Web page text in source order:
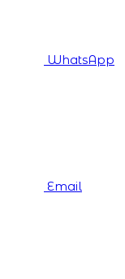
WhatsApp
Email